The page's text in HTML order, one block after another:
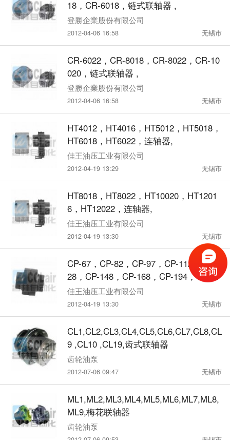
18，CR-6018，链式联轴器 ,
登勝企業股份有限公司
2012-04-06 16:58 无锡市
CR-6022，CR-8018，CR-8022，CR-10
020，链式联轴器 ,
登勝企業股份有限公司
2012-04-06 16:58 无锡市
HT4012，HT4016，HT5012，HT5018，
HT6018，HT6022，连轴器,
佳王油压工业有限公司
2012-04-19 13:29 无锡市
HT8018，HT8022，HT10020，HT1201
6，HT12022，连轴器,
佳王油压工业有限公司
2012-04-19 13:30 无锡市
CP-67，CP-82，CP-97，CP-112，CP-1
28，CP-148，CP-168，CP-194，CP-21
4，连轴器,
佳王油压工业有限公司
2012-04-19 13:30 无锡市
CL1,CL2,CL3,CL4,CL5,CL6,CL7,CL8,CL
9 ,CL10 ,CL19,齿式联轴器
齿轮油泵
2012-07-06 09:47 无锡市
ML1,ML2,ML3,ML4,ML5,ML6,ML7,ML8,
ML9,梅花联轴器
齿轮油泵